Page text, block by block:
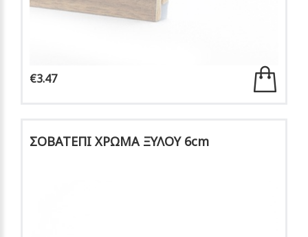
€3.47
ΣΟΒΑΤΕΠΙ ΧΡΩΜΑ ΞΥΛΟΥ 6cm